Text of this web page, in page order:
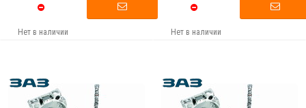
Нет в наличии Нет в наличии